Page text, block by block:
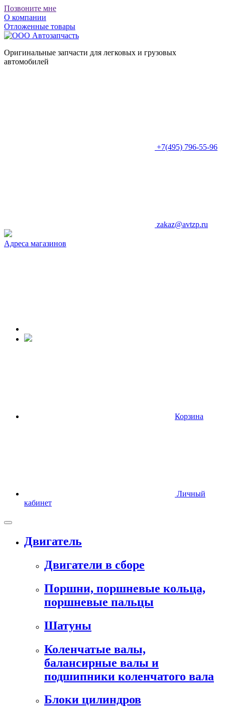
Позвоните мне
О компании
Отложенные товары
Оригинальные запчасти для легковых и грузовых
автомобилей
+7(495) 796-55-96
zakaz@avtzp.ru
Адреса магазинов
Корзина
Личный
кабинет
Двигатель
Двигатели в сборе
Поршни, поршневые кольца,
поршневые пальцы
Шатуны
Коленчатые валы,
балансирные валы и
подшипники коленчатого вала
Блоки цилиндров